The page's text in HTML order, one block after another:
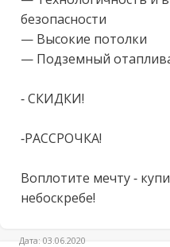
безопасности
— Высокие потолки
— Подземный
- СКИДКИ!
-РАССРОЧКА!
Воплотите мечту -
небоскребе!
Дата: 03.06.2020